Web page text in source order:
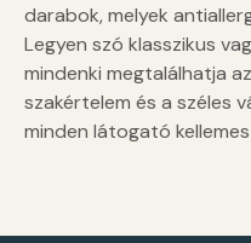
darabok, melyek
Legyen szó klasszikus
mindenki megtalálhatja
szakértelem és a széles
minden látogató